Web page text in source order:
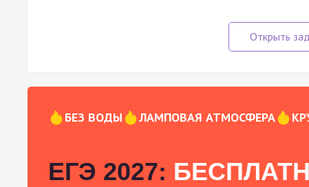
БЕЗ ВОДЫ ЛАМПОВАЯ АТМОСФЕРА
ЕГЭ 2027: